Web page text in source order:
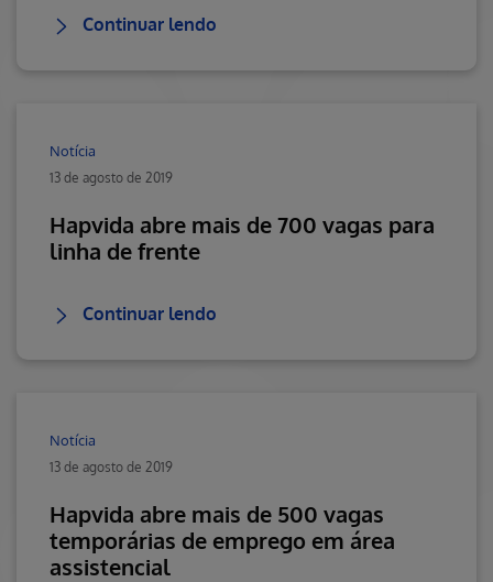
Continuar lendo
Notícia
13 de agosto de 2019
Hapvida abre mais de 700 vagas para
linha de frente
Continuar lendo
Notícia
13 de agosto de 2019
Hapvida abre mais de 500 vagas
temporárias de emprego em área
assistencial